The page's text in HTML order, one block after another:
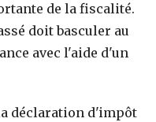
de la fiscalité.
doit basculer au
avec l'aide d'un
déclaration d'impôt